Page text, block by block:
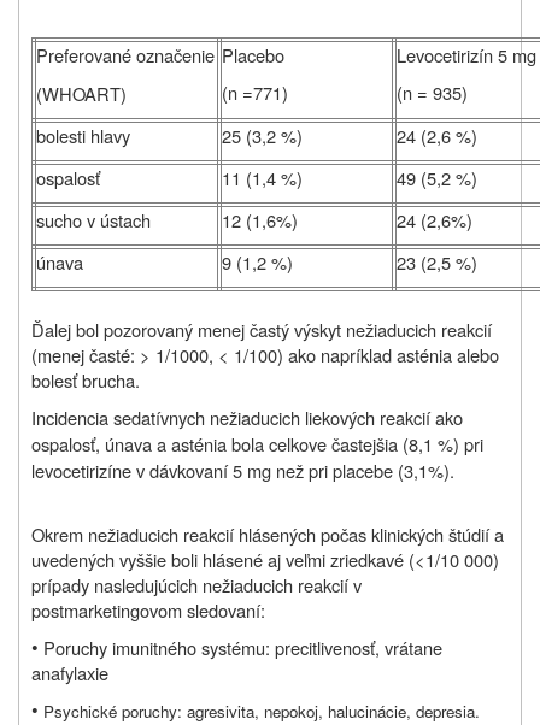
Preferované označenie
(WHOART)
Placebo
(n =771)
Levocetirizín 5 mg
(n = 935)
bolesti hlavy
25 (3,2 %)
24 (2,6 %)
ospalosť
11 (1,4 %)
49 (5,2 %)
sucho v ústach
12 (1,6%)
24 (2,6%)
únava
9 (1,2 %) 23 (2,5 %)
Ďalej bol pozorovaný menej častý výskyt nežiaducich reakcií
(menej časté: > 1/1000, < 1/100) ako napríklad asténia alebo
bolesť brucha.
Incidencia sedatívnych nežiaducich liekových reakcií ako
ospalosť, únava a asténia bola celkove častejšia (8,1 %) pri
levocetirizíne v dávkovaní 5 mg než pri placebe (3,1%).
Okrem nežiaducich reakcií hlásených počas klinických štúdií a
uvedených vyššie boli hlásené aj veľmi zriedkavé (<1/10 000)
prípady nasledujúcich nežiaducich reakcií v
postmarketingovom sledovaní:
• Poruchy imunitného systému: precitlivenosť, vrátane
anafylaxie
• Psychické poruchy: agresivita, nepokoj, halucinácie, depresia.